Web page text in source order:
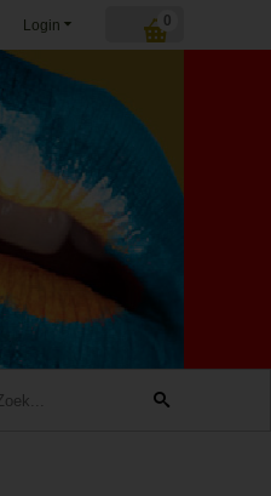
0
Login